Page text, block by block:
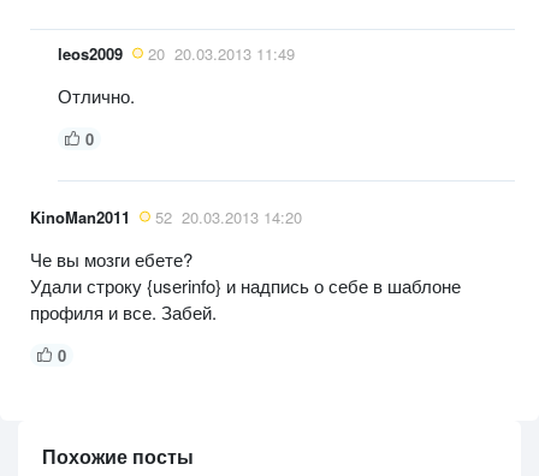
leos2009 20 20.03.2013 11:49
Отлично.
0
KinoMan2011 52 20.03.2013 14:20
Че вы мозги ебете?
Удали строку {usеrinfo} и надпись о себе в шаблоне
профиля и все. Забей.
0
Похожие посты